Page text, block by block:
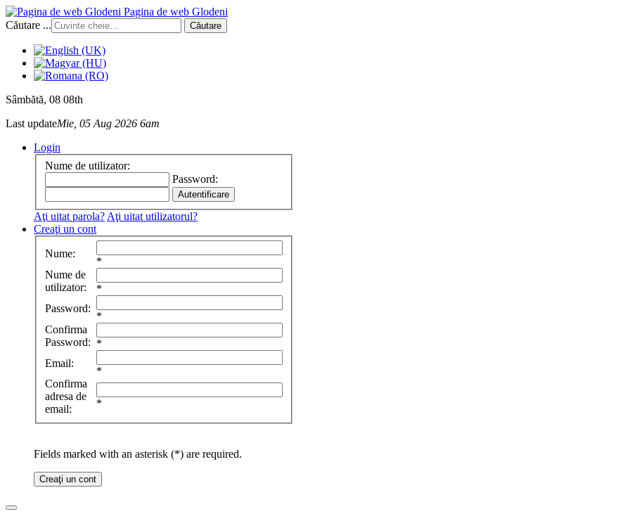
Pagina de web Glodeni
Căutare ...
Căutare
Sâmbătă, 08 08th
Last updateMie, 05 Aug 2026 6am
Login
Nume de utilizator:
Password:
Aţi uitat parola? Aţi uitat utilizatorul?
Creaţi un cont
Nume:
*
Nume de
utilizator:
*
Password:
*
Confirma
Password: *
Email:
*
Confirma
adresa de
email:
*
Fields marked with an asterisk (*) are required.
Creaţi un cont